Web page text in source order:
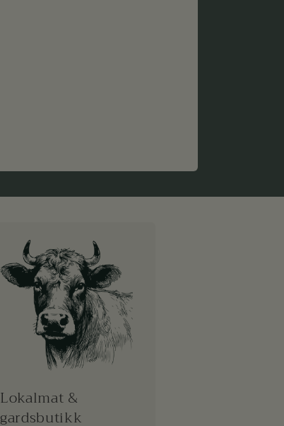
Lokalmat &
gardsbutikk